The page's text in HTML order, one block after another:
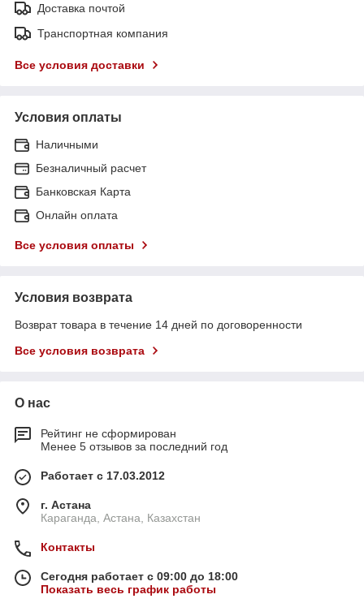
Доставка почтой
Транспортная компания
Все условия доставки
Условия оплаты
Наличными
Безналичный расчет
Банковская Карта
Онлайн оплата
Все условия оплаты
Условия возврата
Возврат товара в течение 14 дней по договоренности
Все условия возврата
О нас
Рейтинг не сформирован
Менее 5 отзывов за последний год
Работает с 17.03.2012
г. Астана
Караганда, Астана, Казахстан
Контакты
Сегодня работает с 09:00 до 18:00
Показать весь график работы